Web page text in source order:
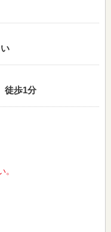
徒歩1分